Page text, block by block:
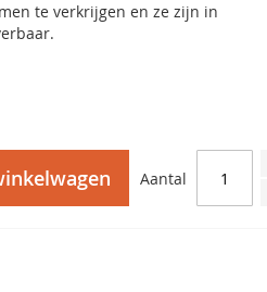
te verkrijgen en ze zijn in
Aantal